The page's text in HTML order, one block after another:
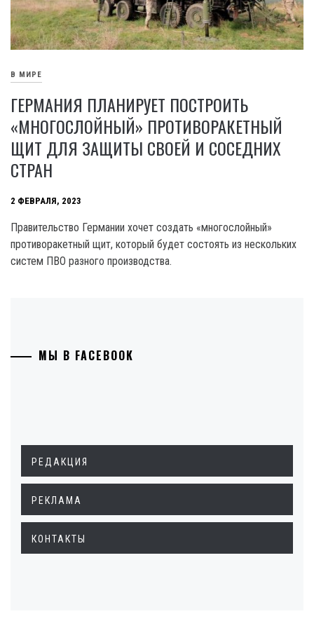
В МИРЕ
ГЕРМАНИЯ ПЛАНИРУЕТ ПОСТРОИТЬ
«МНОГОСЛОЙНЫЙ» ПРОТИВОРАКЕТНЫЙ
ЩИТ ДЛЯ ЗАЩИТЫ СВОЕЙ И СОСЕДНИХ
СТРАН
2 ФЕВРАЛЯ, 2023
Правительство Германии хочет создать «многослойный»
противоракетный щит, который будет состоять из нескольких
систем ПВО разного производства.
МЫ В FACEBOOK
РЕДАКЦИЯ
РЕКЛАМА
КОНТАКТЫ